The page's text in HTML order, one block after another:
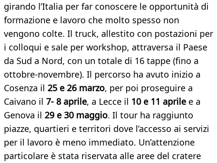
girando l’Italia per far conoscere le opportunità di
formazione e lavoro che molto spesso non
vengono colte. Il truck, allestito con postazioni per
i colloqui e sale per workshop, attraversa il Paese
da Sud a Nord, con un totale di 16 tappe (fino a
ottobre-novembre). Il percorso ha avuto inizio a
Cosenza il 25 e 26 marzo, per poi proseguire a
Caivano il 7- 8 aprile, a Lecce il 10 e 11 aprile e a
Genova il 29 e 30 maggio. Il tour ha raggiunto
piazze, quartieri e territori dove l’accesso ai servizi
per il lavoro è meno immediato. Un’attenzione
particolare è stata riservata alle aree del cratere